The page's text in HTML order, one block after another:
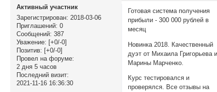
Активный участник
Зарегистрирован: 2018-03-06
Приглашений: 0
Сообщений: 387
Уважение: [+0/-0]
Позитив: [+0/-0]
Провел на форуме:
2 дня 5 часов
Последний визит:
2021-11-16 16:36:30
Готовая система получения
прибыли - 300 000 рублей в
месяц
Новинка 2018. Качественный
дуэт от Михаила Григорьева
Марины Марченко.
Курс тестировался и
проверялся. Все отзывы на